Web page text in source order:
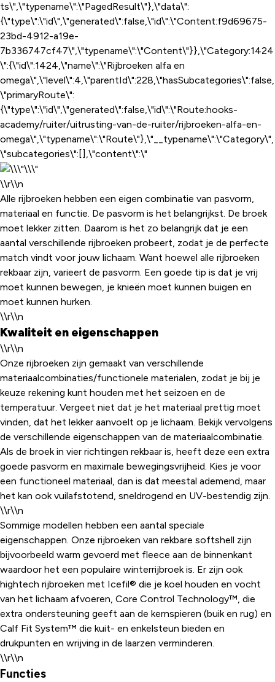
ts\",\"typename\":\"PagedResult\"},\"data\":
{\"type\":\"id\",\"generated\":false,\"id\":\"Content:f9d69675-
23bd-4912-a19e-
7b336747cf47\",\"typename\":\"Content\"}},\"Category:1424
\":{\"id\":1424,\"name\":\"Rijbroeken alfa en
omega\",\"level\":4,\"parentId\":228,\"hasSubcategories\":false,
\"primaryRoute\":
{\"type\":\"id\",\"generated\":false,\"id\":\"Route:hooks-
academy/ruiter/uitrusting-van-de-ruiter/rijbroeken-alfa-en-
omega\",\"typename\":\"Route\"},\"__typename\":\"Category\",
\"subcategories\":[],\"content\":\"
\\r\\n
Alle rijbroeken hebben een eigen combinatie van pasvorm,
materiaal en functie. De pasvorm is het belangrijkst. De broek
moet lekker zitten. Daarom is het zo belangrijk dat je een
aantal verschillende rijbroeken probeert, zodat je de perfecte
match vindt voor jouw lichaam. Want hoewel alle rijbroeken
rekbaar zijn, varieert de pasvorm. Een goede tip is dat je vrij
moet kunnen bewegen, je knieën moet kunnen buigen en
moet kunnen hurken.
\\r\\n
Kwaliteit en eigenschappen
\\r\\n
Onze rijbroeken zijn gemaakt van verschillende
materiaalcombinaties/functionele materialen, zodat je bij je
keuze rekening kunt houden met het seizoen en de
temperatuur. Vergeet niet dat je het materiaal prettig moet
vinden, dat het lekker aanvoelt op je lichaam. Bekijk vervolgens
de verschillende eigenschappen van de materiaalcombinatie.
Als de broek in vier richtingen rekbaar is, heeft deze een extra
goede pasvorm en maximale bewegingsvrijheid. Kies je voor
een functioneel materiaal, dan is dat meestal ademend, maar
het kan ook vuilafstotend, sneldrogend en UV-bestendig zijn.
\\r\\n
Sommige modellen hebben een aantal speciale
eigenschappen. Onze rijbroeken van rekbare softshell zijn
bijvoorbeeld warm gevoerd met fleece aan de binnenkant
waardoor het een populaire winterrijbroek is. Er zijn ook
hightech rijbroeken met Icefil® die je koel houden en vocht
van het lichaam afvoeren, Core Control Technology™, die
extra ondersteuning geeft aan de kernspieren (buik en rug) en
Calf Fit System™ die kuit- en enkelsteun bieden en
drukpunten en wrijving in de laarzen verminderen.
\\r\\n
Functies